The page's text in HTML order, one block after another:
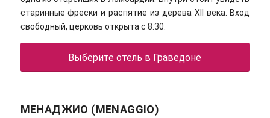
старинные фрески и распятие из дерева XII века. Вход
свободный, церковь открыта с 8:30.
Выберите отель в Граведоне
МЕНАДЖИО (MENAGGIO)